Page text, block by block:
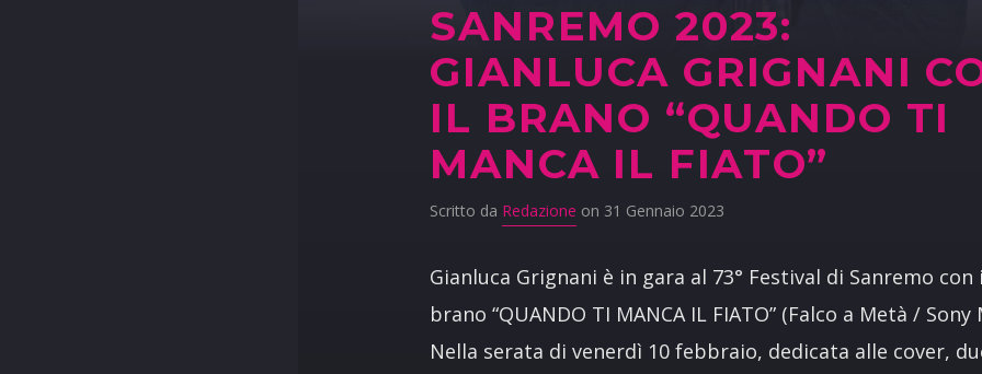
SANREMO 2023:
GIANLUCA GRIGNANI
IL BRANO “QUANDO TI
MANCA IL FIATO”
Scritto da Redazione on 31 Gennaio 2023
Gianluca Grignani è in gara al 73° Festival di Sanremo con
brano “QUANDO TI MANCA IL FIATO” (Falco a Metà / Sony
Nella serata di venerdì 10 febbraio, dedicata alle cover,